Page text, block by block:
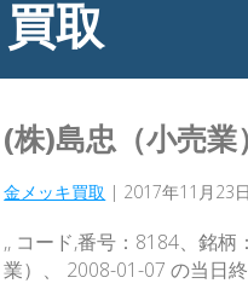
取
(株)島忠（小売業）
金メッキ買取 | 2017年11月23日
,, コード,番号：8184、銘柄
業）、 2008-01-07 の当日